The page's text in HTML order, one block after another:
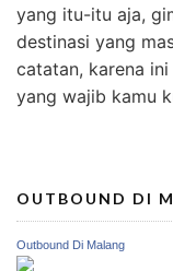
yang itu-itu aja,
destinasi yang
catatan, karena
yang wajib kamu
OUTBOUND DI
Outbound Di Malang